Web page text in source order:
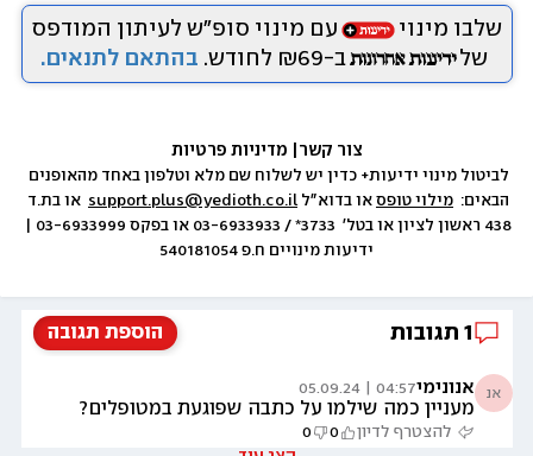
שלבו מינוי
עם מינוי סופ״ש לעיתון המודפס
של
ב-₪69 לחודש. בהתאם לתנאים.
צור קשר
הבאים: מילוי טופס או בדוא״ל support.plus@yedioth.co.il
ידיעות מינויים ח.פ 540181054
הוספת תגובה 1 תגובות
אנ אנונימי04:57 | 05.09.24
מעניין כמה שילמו על כתבה שפוגעת במטופלים?
להצטרף לדיון 0
0